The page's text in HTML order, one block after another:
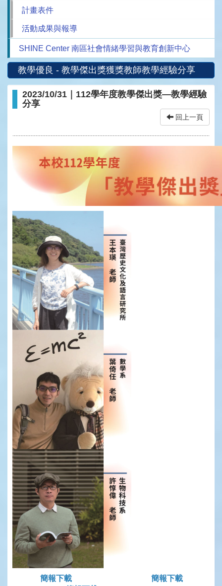
計畫表件
活動成果與報導
SHINE Center 南區社會情緒學習與教育創新中心
教學優良 - 教學傑出獎獲獎教師教學經驗分享
2023/10/31｜112學年度教學傑出獎—教學經驗
分享
回上一頁
簡報下載
簡報下載